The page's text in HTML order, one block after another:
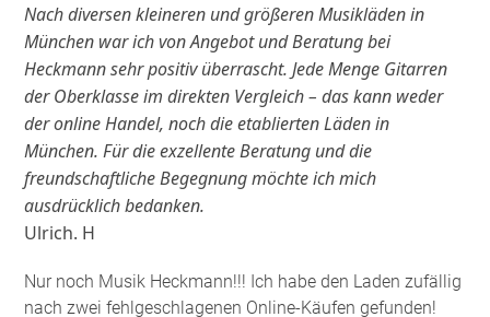
Nach diversen kleineren und größeren Musikläden in
München war ich von Angebot und Beratung bei
Heckmann sehr positiv überrascht. Jede Menge Gitarren
der Oberklasse im direkten Vergleich – das kann weder
der online Handel, noch die etablierten Läden in
München. Für die exzellente Beratung und die
freundschaftliche Begegnung möchte ich mich
ausdrücklich bedanken.
Ulrich. H
Nur noch Musik Heckmann!!! Ich habe den Laden zufällig
nach zwei fehlgeschlagenen Online-Käufen gefunden!